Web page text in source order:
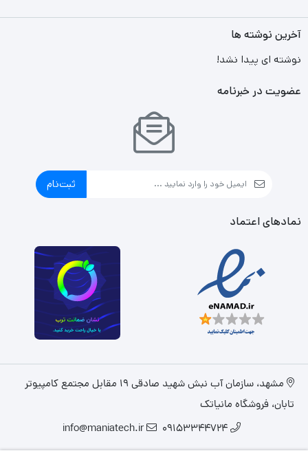
آخرین نوشته ها
نوشته ای پیدا نشد!
عضویت در خبرنامه
ثبت‌نام
نمادهای اعتماد
مشهد، سازمان آب نبش شهید صادقی 19 مقابل مجتمع کامپیوتر
تابان، فروشگاه مانیاتک
09153344724
info@maniatech.ir